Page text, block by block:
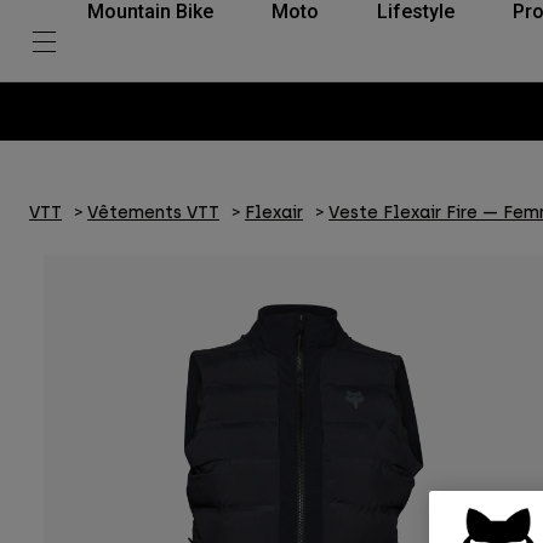
Mountain Bike Moto Lifestyle
VTT Vêtements VTT Flexair Veste Flexair Fire —